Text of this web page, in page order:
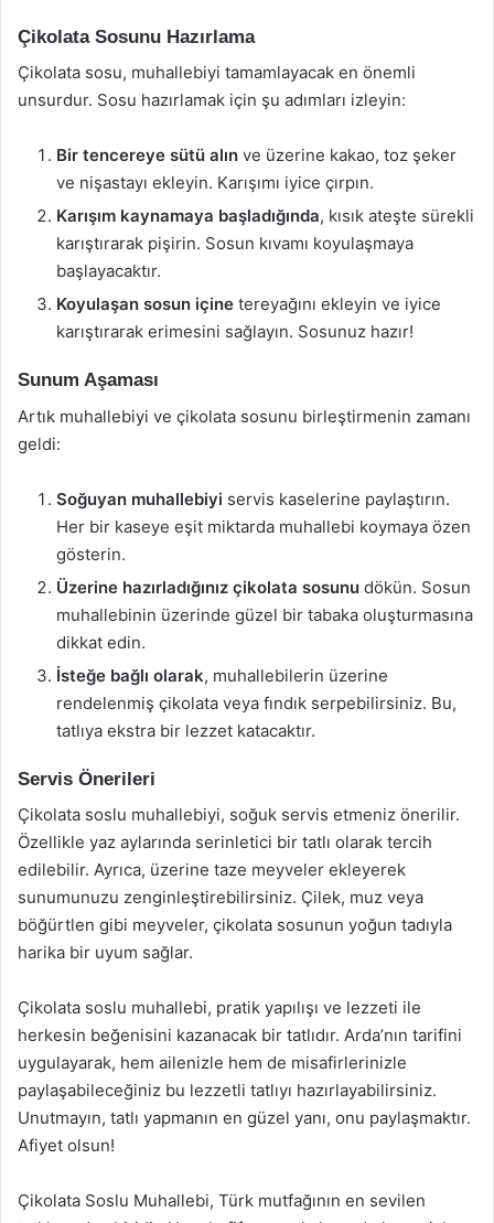
Çikolata Sosunu Hazırlama
Çikolata sosu, muhallebiyi tamamlayacak en önemli
unsurdur. Sosu hazırlamak için şu adımları izleyin:
Bir tencereye sütü alın ve üzerine kakao, toz şeker
ve nişastayı ekleyin. Karışımı iyice çırpın.
Karışım kaynamaya başladığında, kısık ateşte sürekli
karıştırarak pişirin. Sosun kıvamı koyulaşmaya
başlayacaktır.
Koyulaşan sosun içine tereyağını ekleyin ve iyice
karıştırarak erimesini sağlayın. Sosunuz hazır!
Sunum Aşaması
Artık muhallebiyi ve çikolata sosunu birleştirmenin zamanı
geldi:
Soğuyan muhallebiyi servis kaselerine paylaştırın.
Her bir kaseye eşit miktarda muhallebi koymaya özen
gösterin.
Üzerine hazırladığınız çikolata sosunu dökün. Sosun
muhallebinin üzerinde güzel bir tabaka oluşturmasına
dikkat edin.
İsteğe bağlı olarak, muhallebilerin üzerine
rendelenmiş çikolata veya fındık serpebilirsiniz. Bu,
tatlıya ekstra bir lezzet katacaktır.
Servis Önerileri
Çikolata soslu muhallebiyi, soğuk servis etmeniz önerilir.
Özellikle yaz aylarında serinletici bir tatlı olarak tercih
edilebilir. Ayrıca, üzerine taze meyveler ekleyerek
sunumunuzu zenginleştirebilirsiniz. Çilek, muz veya
böğürtlen gibi meyveler, çikolata sosunun yoğun tadıyla
harika bir uyum sağlar.
Çikolata soslu muhallebi, pratik yapılışı ve lezzeti ile
herkesin beğenisini kazanacak bir tatlıdır. Arda’nın tarifini
uygulayarak, hem ailenizle hem de misafirlerinizle
paylaşabileceğiniz bu lezzetli tatlıyı hazırlayabilirsiniz.
Unutmayın, tatlı yapmanın en güzel yanı, onu paylaşmaktır.
Afiyet olsun!
Çikolata Soslu Muhallebi, Türk mutfağının en sevilen